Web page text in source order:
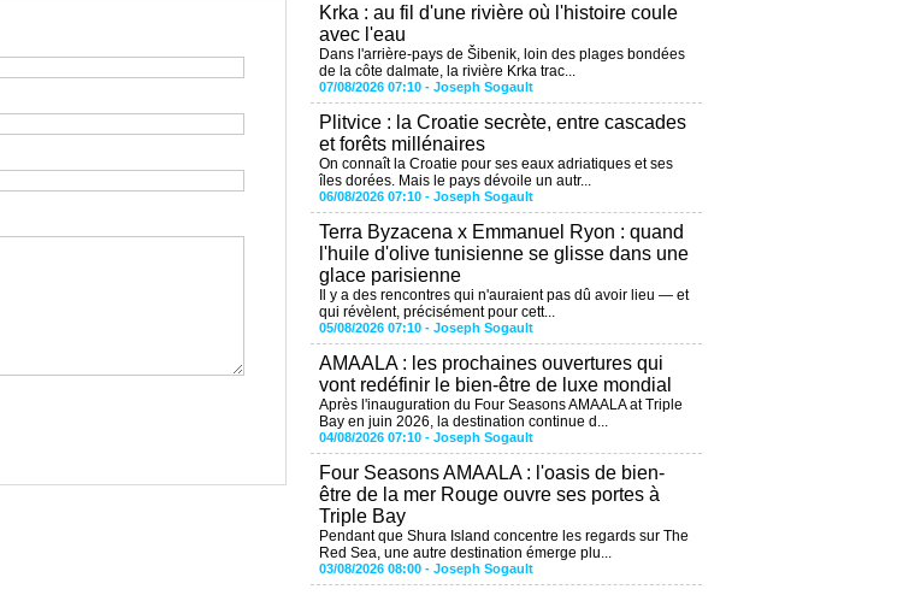
Krka : au fil d'une rivière où l'histoire coule
avec l'eau
Dans l'arrière-pays de Šibenik, loin des plages bondées
de la côte dalmate, la rivière Krka trac...
07/08/2026 07:10 - Joseph Sogault
Plitvice : la Croatie secrète, entre cascades
et forêts millénaires
On connaît la Croatie pour ses eaux adriatiques et ses
îles dorées. Mais le pays dévoile un autr...
06/08/2026 07:10 - Joseph Sogault
Terra Byzacena x Emmanuel Ryon : quand
l'huile d'olive tunisienne se glisse dans une
glace parisienne
Il y a des rencontres qui n'auraient pas dû avoir lieu — et
qui révèlent, précisément pour cett...
05/08/2026 07:10 - Joseph Sogault
AMAALA : les prochaines ouvertures qui
vont redéfinir le bien-être de luxe mondial
Après l'inauguration du Four Seasons AMAALA at Triple
Bay en juin 2026, la destination continue d...
04/08/2026 07:10 - Joseph Sogault
Four Seasons AMAALA : l'oasis de bien-
être de la mer Rouge ouvre ses portes à
Triple Bay
Pendant que Shura Island concentre les regards sur The
Red Sea, une autre destination émerge plu...
03/08/2026 08:00 - Joseph Sogault